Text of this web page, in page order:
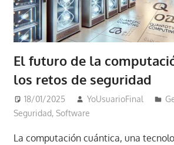
chino
El futuro de la
los retos de seguridad
18/01/2025 YoUsuarioFinal
Seguridad, Software
La computación cuántica, una